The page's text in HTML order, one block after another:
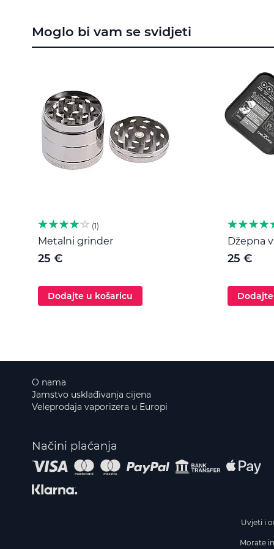
beginning
of
Moglo bi vam se svidjeti
1
Metalni grinder
25 €
Dodajte u košaricu
Džepna
25 €
O nama
Jamstvo usklađivanja cijena
Veleprodaja vaporizera u Europi
Načini plaćanja
Uvjeti i
Morate